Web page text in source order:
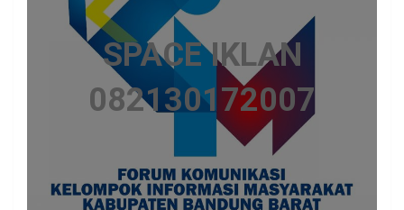
SPACE IKLAN
082130172007